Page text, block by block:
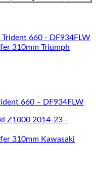
660 – DF934FLW